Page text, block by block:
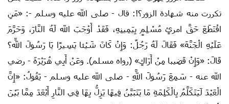
تكررت منه شهادة الزور؟!: قال - صلى الله عليه وسلم -: «مَنِ
اقْتَطَعَ حَقَّ امرئٍ مُسْلِمٍ بِيَمِينِهِ، فَقَدْ أَوْجَبَ الله لَهُ النَّارَ، وَحَرَّمَ
عَلَيْهِ الْجَنَّةَ» فَقَالَ لَهُ رَجُلٌ: وَإِنْ كَانَ شَيْئا يَسِيرًا يَا رَسُولَ اللّهِ؟
قَالَ: «وَإِنْ قَضِيبا مِنْ أَرَاكٍ» (رواه مسلم). وعَنْ أَبِي هُرَيْرَةَ - رضي
الله عنه - سَمِعَ رَسُولَ اللَّهِ - صلى الله عليه وسلم - يَقُولُ: «إِنَّ
الْعَبْدَ لَيَتَكَلَّمُ بِالْكَلِمَةِ مَا يَتَبَيَّنُ فِيهَا يَزِلُّ بِهَا فِي النَّارِ أَبْعَدَ مِمَّا بَيْنَ